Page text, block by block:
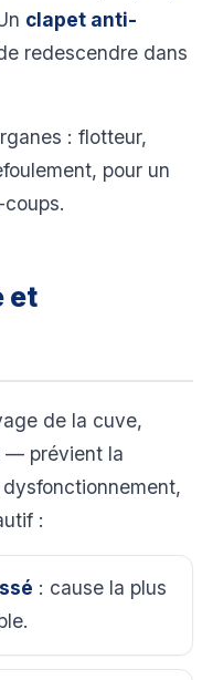
clapet anti-
redescendre dans
: flotteur,
pour un
et
de la cuve,
— prévient la
:
: cause la plus